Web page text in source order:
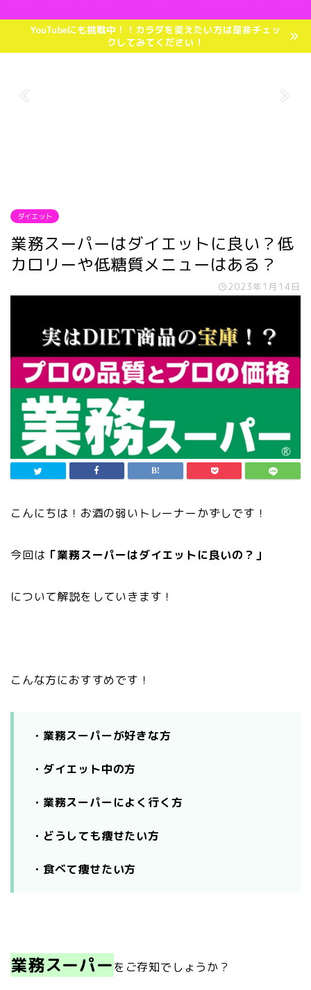
YouTubeにも挑戦中！！カラダを変えたい方は是非チェッ
クしてみてください！
ダイエット
業務スーパーはダイエットに良い？低
カロリーや低糖質メニューはある？
2023年1月14日
こんにちは！お酒の弱いトレーナーかずしです！
今回は 「業務スーパーはダイエットに良いの？」
について解説をしていきます！
こんな方におすすめです！
・業務スーパーが好きな方
・ダイエット中の方
・業務スーパーによく行く方
・どうしても痩せたい方
・食べて痩せたい方
業務スーパーをご存知でしょうか？